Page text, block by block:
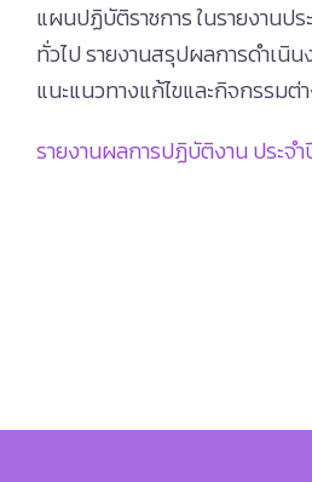
แผนปฏิบัติราชการ ในรายงานป
ทั่วไป รายงานสรุปผลการดำเนิ
แนะแนวทางแก้ไขและกิจกรรมต่
รายงานผลการปฏิบัติงาน ประจ